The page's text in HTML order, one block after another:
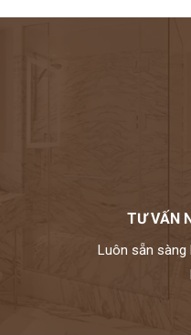
TƯ VẤN
Luôn sẵn sàng